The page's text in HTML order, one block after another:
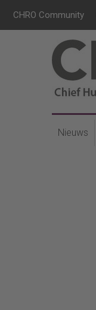
CHRO Community
Nieuws